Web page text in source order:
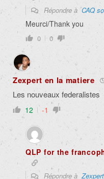
Répondre àCAQ
Meurci/Thank you
0 0
Zexpert en la matiere
Les nouveaux federalistes
12 -1
QLP for the
Répondre à